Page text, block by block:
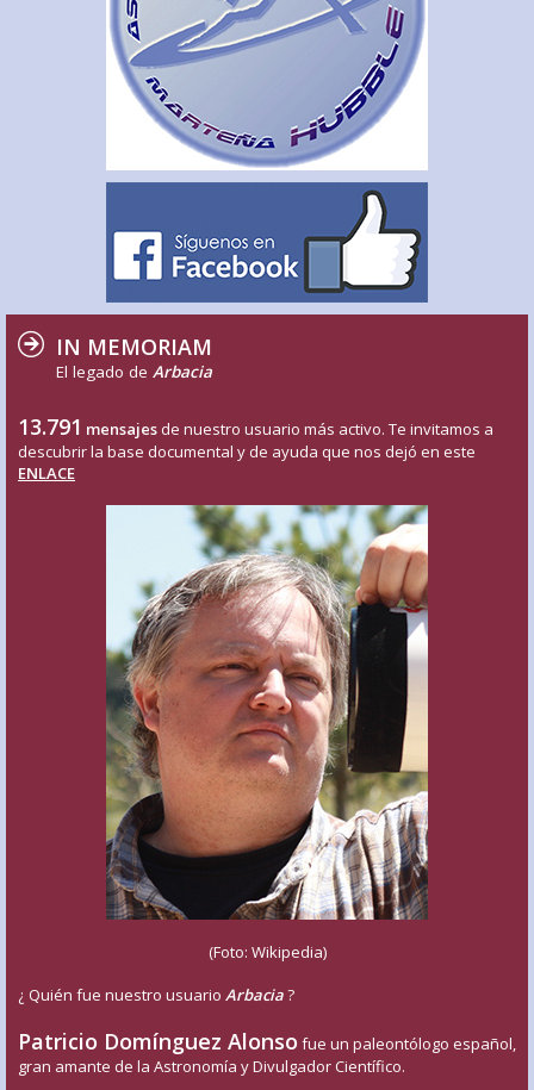
IN MEMORIAM
El legado de Arbacia
13.791 mensajes de nuestro usuario más activo. Te invitamos a
descubrir la base documental y de ayuda que nos dejó en este
ENLACE
(Foto: Wikipedia)
¿ Quién fue nuestro usuario Arbacia?
Patricio Domínguez Alonso fue un paleontólogo español,
gran amante de la Astronomía y Divulgador Científico.